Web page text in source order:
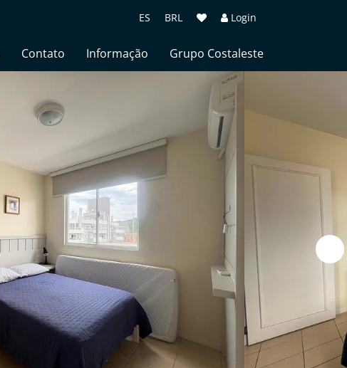
ES BRL Login
Contato
Informação
Política de Privacidad
Grupo Costaleste